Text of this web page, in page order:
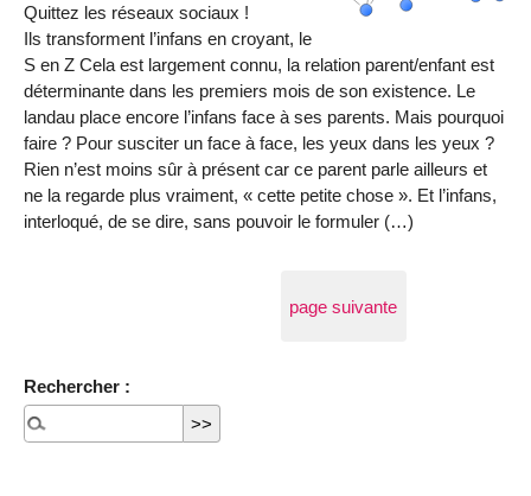
Quittez les réseaux sociaux !
Ils transforment l’infans en croyant, le
S en Z Cela est largement connu, la relation parent/enfant est
déterminante dans les premiers mois de son existence. Le
landau place encore l’infans face à ses parents. Mais pourquoi
faire ? Pour susciter un face à face, les yeux dans les yeux ?
Rien n’est moins sûr à présent car ce parent parle ailleurs et
ne la regarde plus vraiment, « cette petite chose ». Et l’infans,
interloqué, de se dire, sans pouvoir le formuler (…)
page suivante
Rechercher :